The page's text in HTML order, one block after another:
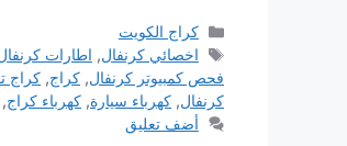
التصنيفات
كراج الكويت
الوسوم
اخصائي كرنفال, اطارات
فحص كمبيوتر كرنفال, كراج, كراج
كرنفال, كهرباء سيارة, كهرباء كراج,
أضف تعليق